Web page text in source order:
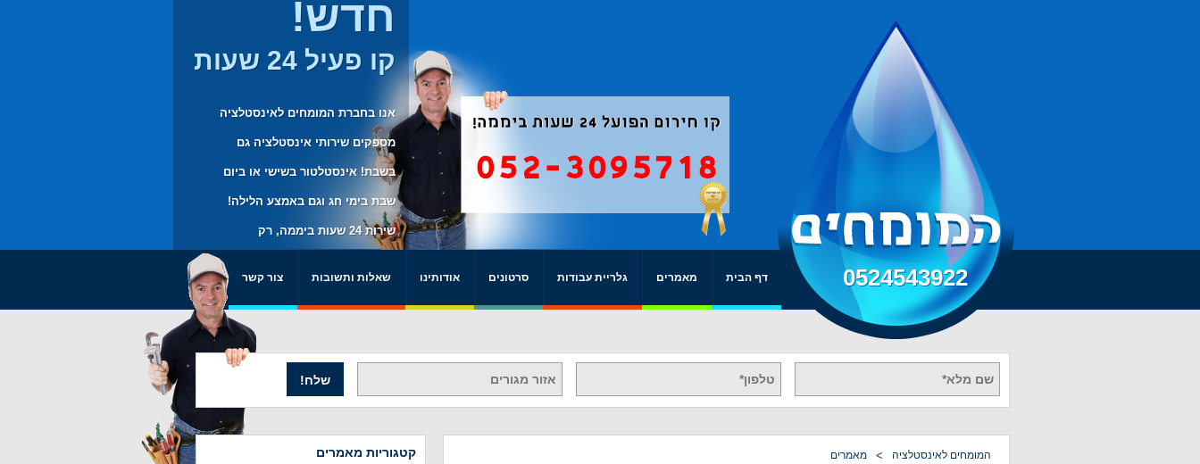
0524543922
חדש!
קו פעיל 24 שעות
אנו בחברת המומחים לאינסטלציה
מספקים שירותי אינסטלציה גם
בשבת! אינסטלטור בשישי או ביום
שבת בימי חג וגם באמצע הלילה!
שירות 24 שעות ביממה, רק
דף הבית מאמרים גלריית עבודות סרטונים אודותינו שאלות ותשובות צור קשר
שלח!
המומחים לאינסטלציה > מאמרים קטגוריות מאמרים